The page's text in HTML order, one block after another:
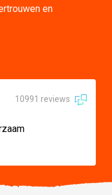
en
10991 reviews